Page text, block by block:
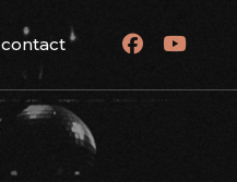
contact